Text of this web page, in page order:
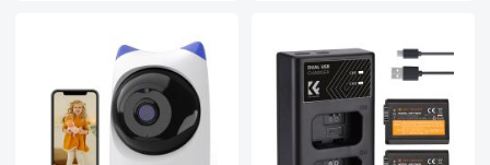
Antireflectie Nano Xcel